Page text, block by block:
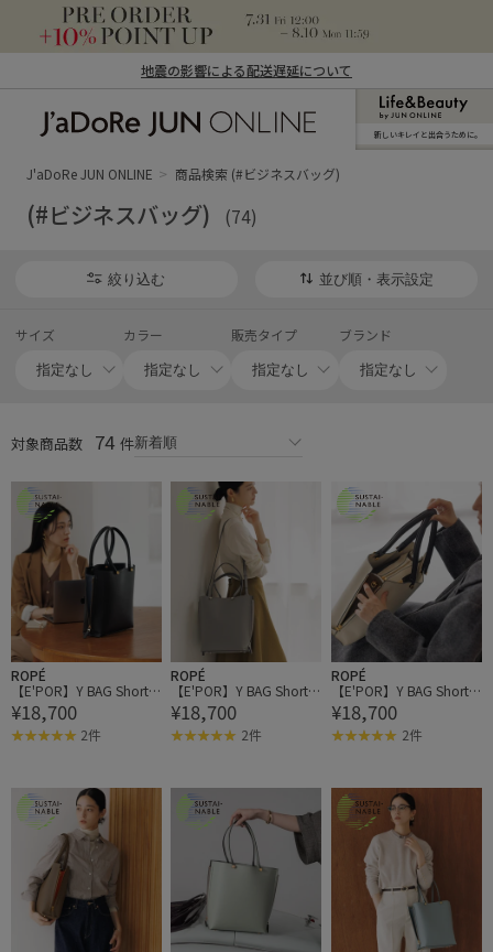
地震の影響による配送遅延について
ン オンライン）
新しいキレイと出合うために。
J'aDoRe JUN ONLINE 商品検索 (#ビジネスバッグ)
(#ビジネスバッグ) (74)
絞り込む 並び順・表示設定
サイズ カラー 販売タイプ ブランド
対象商品数 74 件
ROPÉ
【E'POR】Y BAG Short/
通勤・軽量・新型・26A
W
¥18,700
2件
ROPÉ
【E'POR】Y BAG Short/
通勤・軽量・新型・26A
W
¥18,700
2件
ROPÉ
【E'POR】Y BAG Short/
通勤・軽量・新型・26A
W
¥18,700
2件